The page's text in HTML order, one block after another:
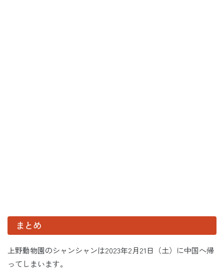
まとめ
上野動物園のシャンシャンは2023年2月21日（土）に中国へ帰
ってしまいます。